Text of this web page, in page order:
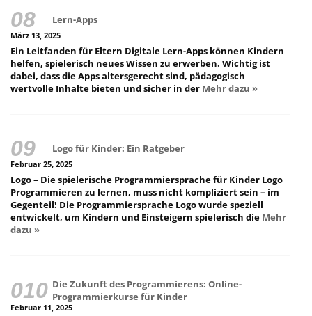
Lern-Apps
März 13, 2025
Ein Leitfanden für Eltern Digitale Lern-Apps können Kindern
helfen, spielerisch neues Wissen zu erwerben. Wichtig ist
dabei, dass die Apps altersgerecht sind, pädagogisch
wertvolle Inhalte bieten und sicher in der Mehr dazu »
Logo für Kinder: Ein Ratgeber
Februar 25, 2025
Logo – Die spielerische Programmiersprache für Kinder Logo
Programmieren zu lernen, muss nicht kompliziert sein – im
Gegenteil! Die Programmiersprache Logo wurde speziell
entwickelt, um Kindern und Einsteigern spielerisch die Mehr
dazu »
Die Zukunft des Programmierens: Online-
Programmierkurse für Kinder
Februar 11, 2025